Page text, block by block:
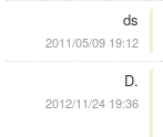
ds
2011/05/09 19:12
D.
2012/11/24 19:36